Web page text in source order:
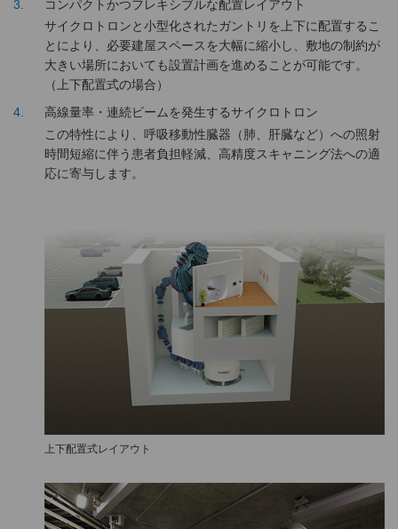
3
コンパクトかつフレキシブルな配置レイアウト
サイクロトロンと小型化されたガントリを上下に配置するこ
とにより、必要建屋スペースを大幅に縮小し、敷地の制約が
大きい場所においても設置計画を進めることが可能です。
（上下配置式の場合）
4
高線量率・連続ビームを発生するサイクロトロン
この特性により、呼吸移動性臓器（肺、肝臓など）への照射
時間短縮に伴う患者負担軽減、高精度スキャニング法への適
応に寄与します。
上下配置式レイアウト